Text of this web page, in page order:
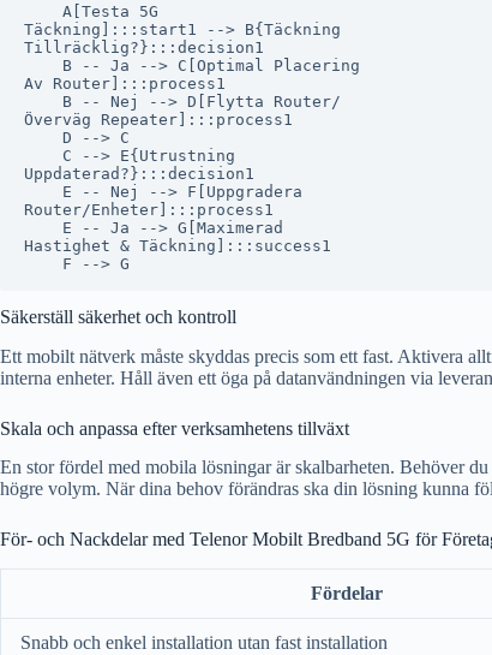
    A[Testa 5G
Täckning]:::start1 --> B{Täckning
Tillräcklig?}:::decision1
    B -- Ja --> C[Optimal Placering
Av Router]:::process1
    B -- Nej --> D[Flytta Router/
Överväg Repeater]:::process1
    D --> C
    C --> E{Utrustning
Uppdaterad?}:::decision1
    E -- Nej --> F[Uppgradera
Router/Enheter]:::process1
    E -- Ja --> G[Maximerad
Hastighet & Täckning]:::success1
Säkerställ säkerhet och kontroll
Ett mobilt nätverk måste skyddas precis som ett fast. Aktivera
interna enheter. Håll även ett öga på datanvändningen via
Skala och anpassa efter verksamhetens tillväxt
En stor fördel med mobila lösningar är skalbarheten. Behöver
högre volym. När dina behov förändras ska din lösning kunna
För- och Nackdelar med Telenor Mobilt Bredband 5G för
Fördelar
Snabb och enkel installation utan fast installation